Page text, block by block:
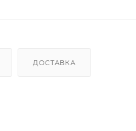
ДОСТАВКА